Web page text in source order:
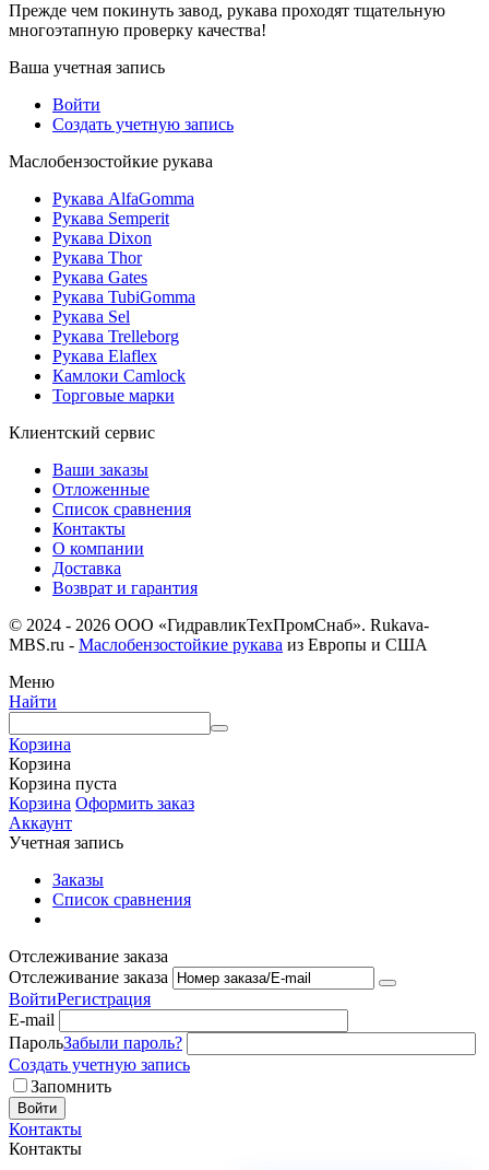
Прежде чем покинуть завод, рукава проходят тщательную
многоэтапную проверку качества!
Ваша учетная запись
Войти
Создать учетную запись
Маслобензостойкие рукава
Рукава AlfaGomma
Рукава Semperit
Рукава Dixon
Рукава Thor
Рукава Gates
Рукава TubiGomma
Рукава Sel
Рукава Trelleborg
Рукава Elaflex
Камлоки Camlock
Торговые марки
Клиентский сервис
Ваши заказы
Отложенные
Список сравнения
Контакты
О компании
Доставка
Возврат и гарантия
© 2024 - 2026 ООО «ГидравликТехПромСнаб». Rukava-
MBS.ru - Маслобензостойкие рукава из Европы и США
Меню
Найти
Корзина
Корзина
Корзина пуста
Корзина Оформить заказ
Аккаунт
Учетная запись
Заказы
Список сравнения
Отслеживание заказа
Отслеживание заказа
ВойтиРегистрация
E-mail
ПарольЗабыли пароль?
Создать учетную запись
Запомнить
Войти
Контакты
Контакты